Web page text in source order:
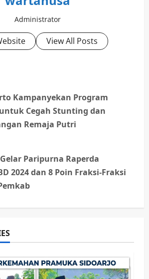
Administrator
View All Posts
Kampanyekan Program
untuk Cegah Stunting dan
Remaja Putri
Paripurna Raperda
2024 dan 8 Poin Fraksi-Fraksi